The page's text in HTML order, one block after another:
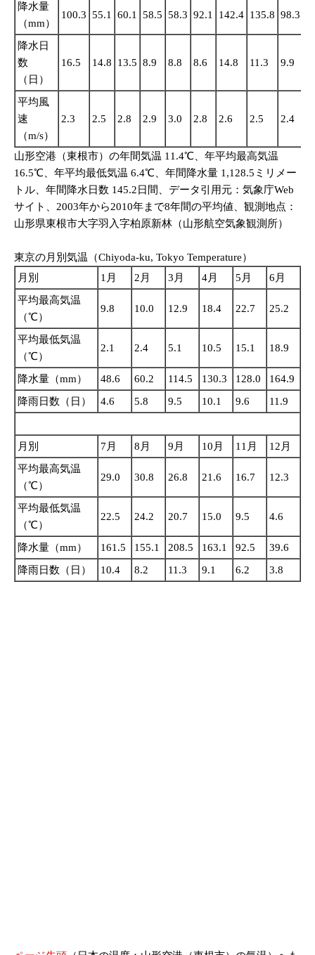
降水量
（mm）
100.3 55.1 60.1 58.5 58.3 92.1 142.4 135.8 98.3
降水日
数
（日）
16.5 14.8 13.5 8.9 8.8 8.6 14.8 11.3 9.9
平均風
速
（m/s）
2.3 2.5 2.8 2.9 3.0 2.8 2.6 2.5 2.4
山形空港（東根市）の年間気温 11.4℃、年平均最高気温
16.5℃、年平均最低気温 6.4℃、年間降水量 1,128.5ミリメー
トル、年間降水日数 145.2日間、データ引用元：気象庁Web
サイト、2003年から2010年まで8年間の平均値、観測地点：
山形県東根市大字羽入字柏原新林（山形航空気象観測所）
東京の月別気温（Chiyoda-ku, Tokyo Temperature）
月別
1月 2月 3月 4月 5月
6月
平均最高気温
（℃）
9.8 10.0 12.9 18.4 22.7 25.2
平均最低気温
（℃）
2.1 2.4 5.1 10.5 15.1 18.9
降水量（mm） 48.6 60.2 114.5 130.3 128.0
164.9
降雨日数（日）
4.6 5.8 9.5 10.1 9.6 11.9
月別 7月 8月 9月 10月 11月
12月
平均最高気温
（℃）
29.0 30.8 26.8 21.6 16.7 12.3
平均最低気温
（℃）
22.5 24.2 20.7 15.0 9.5 4.6
降水量（mm） 161.5 155.1 208.5 163.1 92.5
39.6
降雨日数（日）
10.4 8.2 11.3 9.1 6.2 3.8